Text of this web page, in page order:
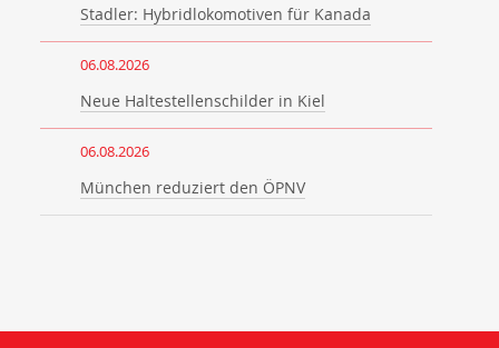
Stadler: Hybridlokomotiven für Kanada
06.08.2026
Neue Haltestellenschilder in Kiel
06.08.2026
München reduziert den ÖPNV